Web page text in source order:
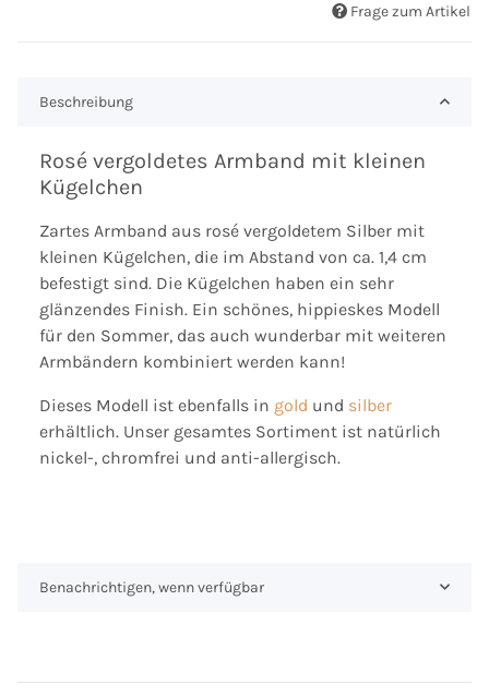
Frage zum Artikel
Beschreibung
Rosé vergoldetes Armband mit kleinen
Kügelchen
Zartes Armband aus rosé vergoldetem Silber mit
kleinen Kügelchen, die im Abstand von ca. 1,4 cm
befestigt sind. Die Kügelchen haben ein sehr
glänzendes Finish. Ein schönes, hippieskes Modell
für den Sommer, das auch wunderbar mit weiteren
Armbändern kombiniert werden kann!
Dieses Modell ist ebenfalls in gold und silber
erhältlich. Unser gesamtes Sortiment ist natürlich
nickel-, chromfrei und anti-allergisch.
Benachrichtigen, wenn verfügbar